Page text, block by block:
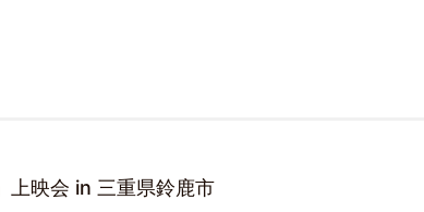
映会 in 三重県鈴鹿市